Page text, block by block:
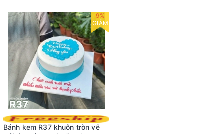
9%
GIẢM
Bánh kem R37 khuôn tròn vẽ